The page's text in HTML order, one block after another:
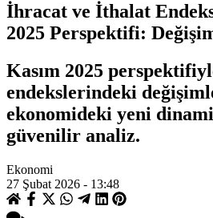
İhracat ve İthalat
2025 Perspektifi:
Kasım 2025
endekslerindeki
ekonomideki yeni
güvenilir analiz.
Ekonomi
27 Şubat 2026 - 13:48